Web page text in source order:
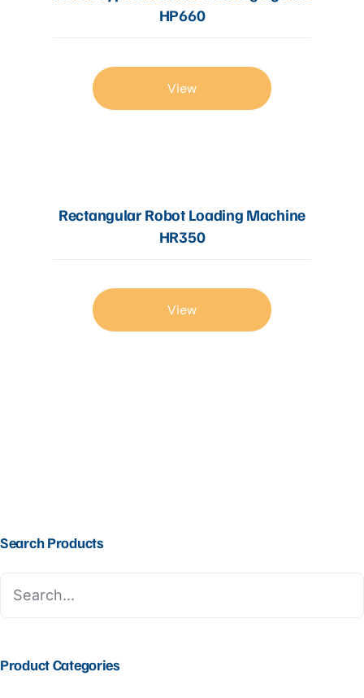
HP660
View
Rectangular Robot Loading Machine
HR350
View
Search Products
Product Categories